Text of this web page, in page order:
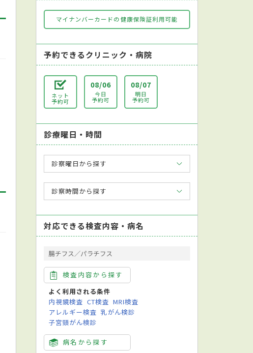
マイナンバーカードの健康保険証利用可能
予約できるクリニック・病院
ネット
予約可
08/06
今日
予約可
08/07
明日
予約可
診療曜日・時間
診察曜日から探す
診察時間から探す
対応できる検査内容・病名
腸チフス／パラチフス
検査内容から探す
よく利用される条件
内視鏡検査 CT検査 MRI検査
アレルギー検査 乳がん検診
子宮頸がん検診
病名から探す